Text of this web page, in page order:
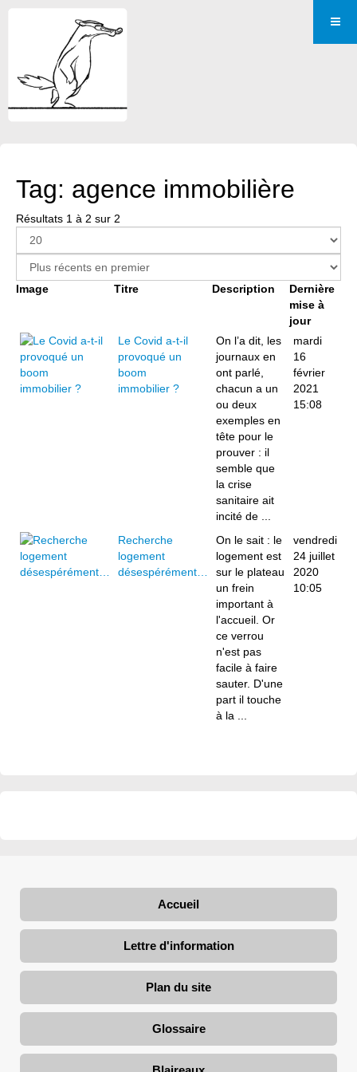
Tag: agence immobilière
Résultats 1 à 2 sur 2
Image Titre Description
Dernière
mise à
jour
Le Covid a-t-il
provoqué un
boom
immobilier ?
On l’a dit, les
journaux en
ont parlé,
chacun a un
ou deux
exemples en
tête pour le
prouver : il
semble que
la crise
sanitaire ait
incité de ...
mardi
16
février
2021
15:08
Recherche
logement
désespérément…
On le sait : le
logement est
sur le plateau
un frein
important à
l'accueil. Or
ce verrou
n'est pas
facile à faire
sauter. D'une
part il touche
à la ...
vendredi
24 juillet
2020
10:05
Accueil
Lettre d'information
Plan du site
Glossaire